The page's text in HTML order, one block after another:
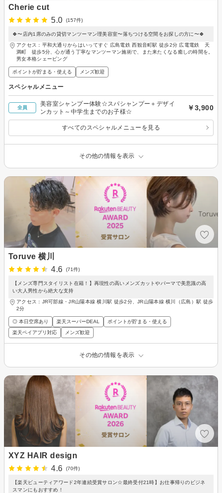
Cherie cut
5.0
(157件)
🍀〜店内1席のみの貸切マンツーマン理美容室〜落ちつける空間をお探しの方に〜🍀
アクセス：平和大通りからはいってすぐ 広島電鉄 西観音町駅 徒歩2分 広電電鉄 天
満町 徒歩5分、心が通う丁寧なマンツーマン施術で、また来たくなる癒しの時間を。
男女本格シェービング
ポイントが貯まる・使える メンズ歓迎
スペシャルメニュー
全員
美容室シャンプー体験☆スパシャンプー＋デザイ
ンカット～中学生までのお子様☆
￥3,900
すべてのスペシャルメニューを見る
その他の情報を表示
Toruve 横川
4.6
(71件)
【メンズ専門スタイリスト在籍！】再現性の高いメンズカットやパーマで美意識の高
い大人男性から絶大な支持
アクセス：JR可部線・JR山陽本線 横川駅 徒歩2分、JR山陽本線 横川（広島）駅 徒歩
2分
◎ 本日空席あり 楽天スーパーDEAL
ポイントが貯まる・使える
楽天ペイアプリ対応
メンズ歓迎
その他の情報を表示
XYZ HAIR design
4.6
(70件)
【楽天ビューティアワード2年連続受賞サロン☆最終受付21時】お仕事帰りのビジネ
スマンにもおすすめ！